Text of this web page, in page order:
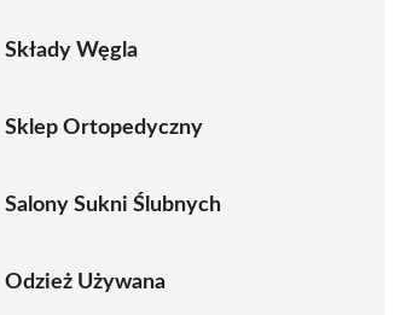
Składy Węgla
Sklep Ortopedyczny
Salony Sukni Ślubnych
Odzież Używana